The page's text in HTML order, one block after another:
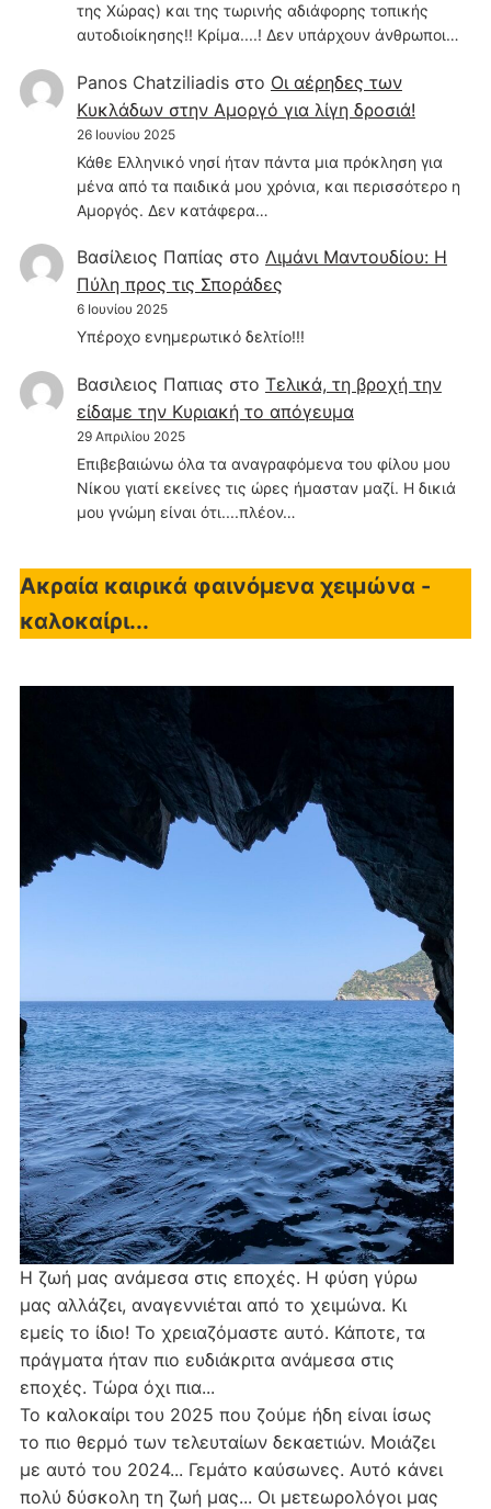
της Χώρας) και της τωρινής αδιάφορης τοπικής
αυτοδιοίκησης!! Κρίμα....! Δεν υπάρχουν άνθρωποι…
Panos Chatziliadisστο Οι αέρηδες των
Κυκλάδων στην Αμοργό για λίγη δροσιά!
26 Ιουνίου 2025
Κάθε Ελληνικό νησί ήταν πάντα μια πρόκληση για
μένα από τα παιδικά μου χρόνια, και περισσότερο η
Αμοργός. Δεν κατάφερα…
Βασίλειος Παπίας στο Λιμάνι Μαντουδίου: Η
Πύλη προς τις Σποράδες
6 Ιουνίου 2025
Υπέροχο ενημερωτικό δελτίο!!!
Βασιλειος Παπιας στο Τελικά, τη βροχή την
είδαμε την Κυριακή το απόγευμα
29 Απριλίου 2025
Επιβεβαιώνω όλα τα αναγραφόμενα του φίλου μου
Νίκου γιατί εκείνες τις ώρες ήμασταν μαζί. Η δικιά
μου γνώμη είναι ότι....πλέον…
Ακραία καιρικά φαινόμενα χειμώνα -
καλοκαίρι...
Η ζωή μας ανάμεσα στις εποχές. Η φύση γύρω
μας αλλάζει, αναγεννιέται από το χειμώνα. Κι
εμείς το ίδιο! Το χρειαζόμαστε αυτό. Κάποτε, τα
πράγματα ήταν πιο ευδιάκριτα ανάμεσα στις
εποχές. Τώρα όχι πια...
Το καλοκαίρι του 2025 που ζούμε ήδη είναι ίσως
το πιο θερμό των τελευταίων δεκαετιών. Μοιάζει
με αυτό του 2024... Γεμάτο καύσωνες. Αυτό κάνει
πολύ δύσκολη τη ζωή μας... Οι μετεωρολόγοι μας